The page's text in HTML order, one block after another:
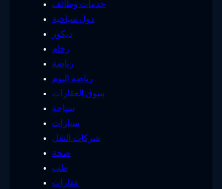
خدمات وظائف
دول سياحية
ديكور
رخام
رياضة
رياضه اليوم
سوق العقارات
سياحة
سيارات
شركات النقل
صحة
طب
عقارات